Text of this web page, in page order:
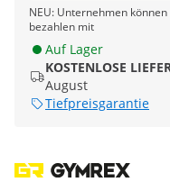
NEU: Unternehmen
bezahlen mit
Auf Lager
KOSTENLOSE
August
Tiefpreisgarantie